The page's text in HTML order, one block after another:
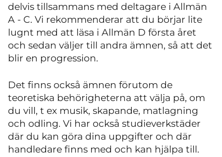
delvis tillsammans med deltagare i Allmän
A - C. Vi rekommenderar att du börjar lite
lugnt med att läsa i Allmän D första året
och sedan väljer till andra ämnen, så att det
blir en progression.
Det finns också ämnen förutom de
teoretiska behörigheterna att välja på, om
du vill, t ex musik, skapande, matlagning
och odling. Vi har också studieverkstäder
där du kan göra dina uppgifter och där
handledare finns med och kan hjälpa till.